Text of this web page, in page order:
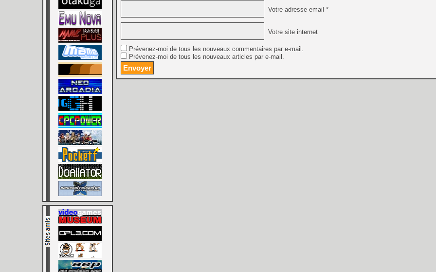
Votre adresse email *
Votre site internet
Prévenez-moi de tous les nouveaux commentaires par e-mail.
Prévenez-moi de tous les nouveaux articles par e-mail.